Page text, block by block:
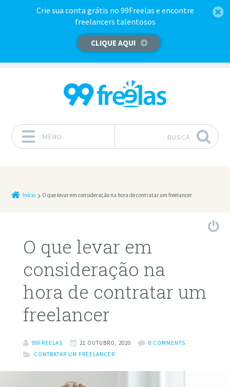
Crie sua conta grátis no 99Freelas e encontre
freelancers talentosos
CLIQUE AQUI
MENU BUSCA
Início O que levar em consideração na hora de contratar um freelancer
O que levar em
consideração na
hora de contratar um
freelancer
99FREELAS 21 OUTUBRO, 2020
0 COMMENTS
CONTRATAR UM FREELANCER